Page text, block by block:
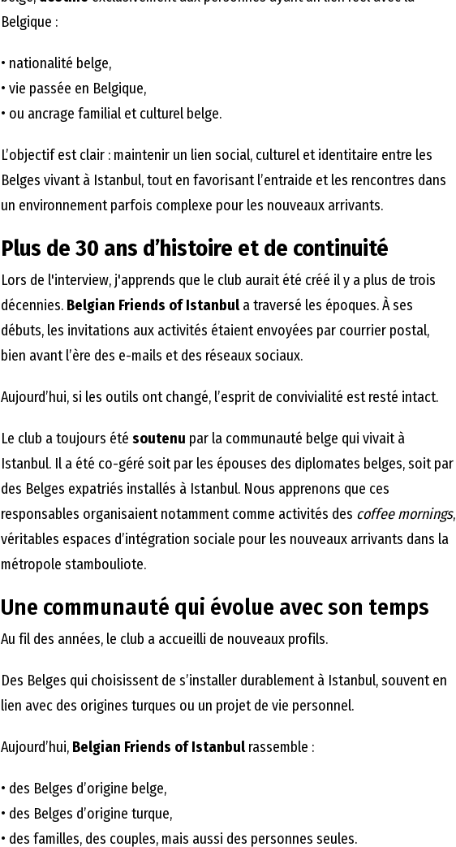
Belgique :
• nationalité belge,
• vie passée en Belgique,
• ou ancrage familial et culturel belge.
L’objectif est clair : maintenir un lien social, culturel et identitaire entre les
Belges vivant à Istanbul, tout en favorisant l’entraide et les rencontres dans
un environnement parfois complexe pour les nouveaux arrivants.
Plus de 30 ans d’histoire et de continuité
Lors de l'interview, j'apprends que le club aurait été créé il y a plus de trois
décennies. Belgian Friends of Istanbul a traversé les époques. À ses
débuts, les invitations aux activités étaient envoyées par courrier postal,
bien avant l’ère des e-mails et des réseaux sociaux.
Aujourd’hui, si les outils ont changé, l’esprit de convivialité est resté intact.
Le club a toujours été soutenu par la communauté belge qui vivait à
Istanbul. Il a été co-géré soit par les épouses des diplomates belges, soit par
des Belges expatriés installés à Istanbul. Nous apprenons que ces
responsables organisaient notamment comme activités des coffee mornings,
véritables espaces d’intégration sociale pour les nouveaux arrivants dans la
métropole stambouliote.
Une communauté qui évolue avec son temps
Au fil des années, le club a accueilli de nouveaux profils.
Des Belges qui choisissent de s’installer durablement à Istanbul, souvent en
lien avec des origines turques ou un projet de vie personnel.
Aujourd’hui, Belgian Friends of Istanbul rassemble :
• des Belges d’origine belge,
• des Belges d’origine turque,
• des familles, des couples, mais aussi des personnes seules.